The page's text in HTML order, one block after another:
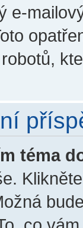
e-
téma